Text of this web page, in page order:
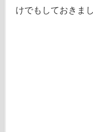
けでもしておきまし